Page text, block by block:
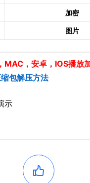
加密
图片
，安卓，IOS播放
包解压方法
示